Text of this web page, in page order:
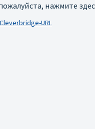
нажмите
Cleverbridge-URL